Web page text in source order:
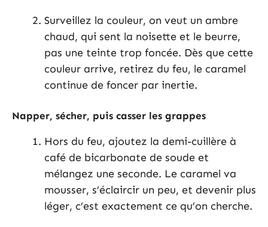
Surveillez la couleur, on veut un ambre
chaud, qui sent la noisette et le beurre,
pas une teinte trop foncée. Dès que cette
couleur arrive, retirez du feu, le caramel
continue de foncer par inertie.
Napper, sécher, puis casser les grappes
Hors du feu, ajoutez la demi-cuillère à
café de bicarbonate de soude et
mélangez une seconde. Le caramel va
mousser, s’éclaircir un peu, et devenir plus
léger, c’est exactement ce qu’on cherche.